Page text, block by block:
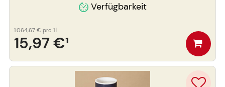
Verfügbarkeit
15,97 €¹
1.064,67 € pro 1 l